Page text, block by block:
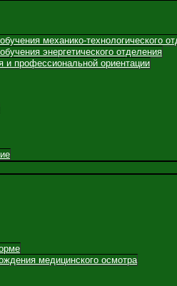
механико-технологического
энергетического отделения
и профессиональной ориентации
медицинского осмотра